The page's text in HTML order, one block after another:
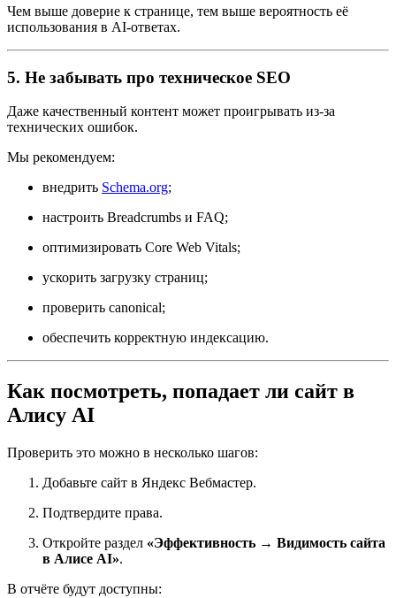
Чем выше доверие к странице, тем выше вероятность её
использования в AI-ответах.
5. Не забывать про техническое SEO
Даже качественный контент может проигрывать из-за
технических ошибок.
Мы рекомендуем:
внедрить Schema.org;
настроить Breadcrumbs и FAQ;
оптимизировать Core Web Vitals;
ускорить загрузку страниц;
проверить canonical;
обеспечить корректную индексацию.
Как посмотреть, попадает ли сайт в
Алису AI
Проверить это можно в несколько шагов:
Добавьте сайт в Яндекс Вебмастер.
Подтвердите права.
Откройте раздел «Эффективность → Видимость сайта
в Алисе AI».
В отчёте будут доступны: